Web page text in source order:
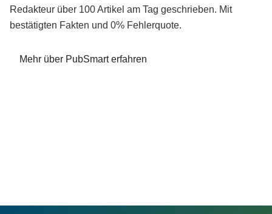
Redakteur über 100 Artikel am Tag geschrieben. Mit
bestätigten Fakten und 0% Fehlerquote.
Mehr über PubSmart erfahren